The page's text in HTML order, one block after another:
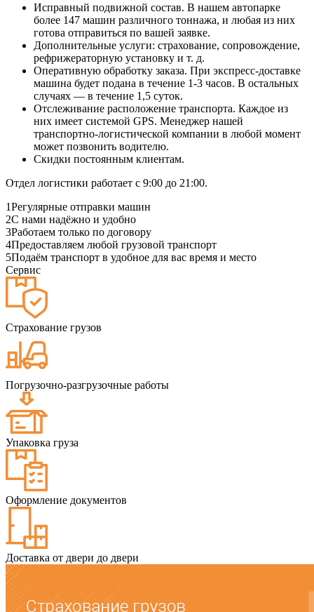
Исправный подвижной состав. В нашем автопарке
более 147 машин различного тоннажа, и любая из них
готова отправиться по вашей заявке.
Дополнительные услуги: страхование, сопровождение,
рефрижераторную установку и т. д.
Оперативную обработку заказа. При экспресс-доставке
машина будет подана в течение 1-3 часов. В остальных
случаях — в течение 1,5 суток.
Отслеживание расположение транспорта. Каждое из
них имеет системой GPS. Менеджер нашей
транспортно-логистической компании в любой момент
может позвонить водителю.
Скидки постоянным клиентам.
Отдел логистики работает с 9:00 до 21:00.
1Регулярные отправки машин
2С нами надёжно и удобно
3Работаем только по договору
4Предоставляем любой грузовой транспорт
5Подаём транспорт в удобное для вас время и место
Сервис
Страхование грузов
Погрузочно-разгрузочные работы
Упаковка груза
Оформление документов
Доставка от двери до двери